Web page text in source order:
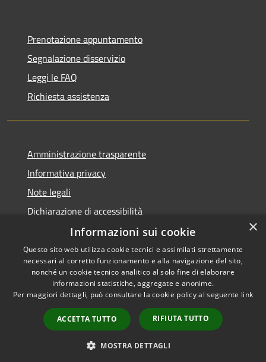
Prenotazione appuntamento
Segnalazione disservizio
Leggi le FAQ
Richiesta assistenza
Amministrazione trasparente
Informativa privacy
Note legali
Dichiarazione di accessibilità
Accessibilità
Privacy
Mappa del sito
Copyright © 2026 • Comune di
Viadanica • Powered by
Municipium•Accesso
redazione
×
Informazioni sui cookie
Questo sito web utilizza cookie tecnici e assimilati strettamente
necessari al corretto funzionamento e alla navigazione del sito,
nonché un cookie tecnico analitico al solo fine di elaborare
informazioni statistiche, aggregate e anonime.
Per maggiori dettagli, può consultare la cookie policy al seguente link
ACCETTA TUTTO RIFIUTA TUTTO
MOSTRA DETTAGLI